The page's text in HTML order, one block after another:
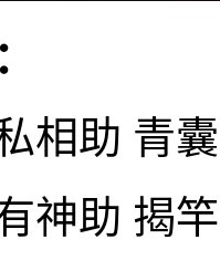
相助 青
神助 揭